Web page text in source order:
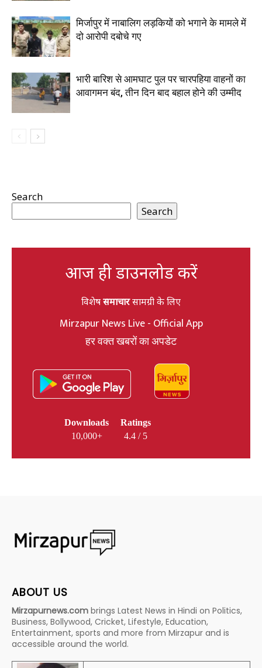
मिर्जापुर में नाबालिग लड़कियों को भगाने के मामले में
दो आरोपी दबोचे गए
भारी बारिश से आमघाट पुल पर चारपहिया वाहनों का
आवागमन बंद, तीन दिन बाद बहाल होने की उम्मीद
Search
Search
आज ही डाउनलोड करें
विशेषसमाचारसामग्री के लिए
Mirzapur News Live - Official App
हर वक्त खबरों का अपडेट
Downloads
10,000+
Ratings
4.4 / 5
ABOUT US
Mirzapurnews.com brings Latest News in Hindi on Politics,
Business, Bollywood, Cricket, Lifestyle, Education,
Entertainment, sports and more from Mirzapur and is
accessible around the world.